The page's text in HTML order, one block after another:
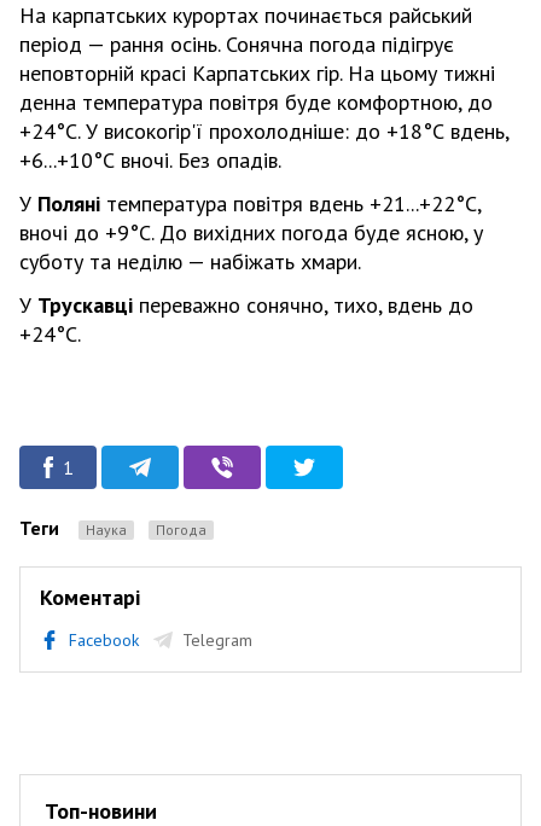
На карпатських курортах починається райський
період — рання осінь. Сонячна погода підігрує
неповторній красі Карпатських гір. На цьому тижні
денна температура повітря буде комфортною, до
+24°С. У високогір'ї прохолодніше: до +18°С вдень,
+6...+10°С вночі. Без опадів.
У Поляні температура повітря вдень +21...+22°С,
вночі до +9°С. До вихідних погода буде ясною, у
суботу та неділю — набіжать хмари.
У Трускавці переважно сонячно, тихо, вдень до
+24°С.
1
Теги Наука Погода
Коментарі
Facebook Telegram
Топ-новини